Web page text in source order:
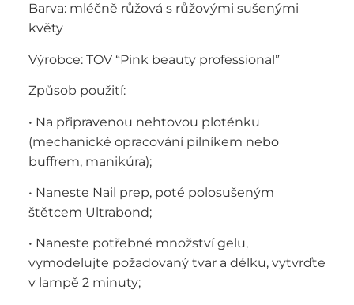
Barva: mléčně růžová s růžovými sušenými
květy
Výrobce: TOV “Pink beauty professional”
Způsob použití:
• Na připravenou nehtovou ploténku
(mechanické opracování pilníkem nebo
buffrem, manikúra);
• Naneste Nail prep, poté polosušeným
štětcem Ultrabond;
• Naneste potřebné množství gelu,
vymodelujte požadovaný tvar a délku, vytvrďte
v lampě 2 minuty;